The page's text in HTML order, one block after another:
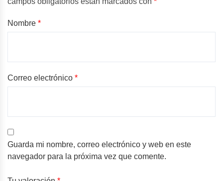
Nombre *
Correo electrónico *
Guarda mi nombre, correo electrónico y web en este
navegador para la próxima vez que comente.